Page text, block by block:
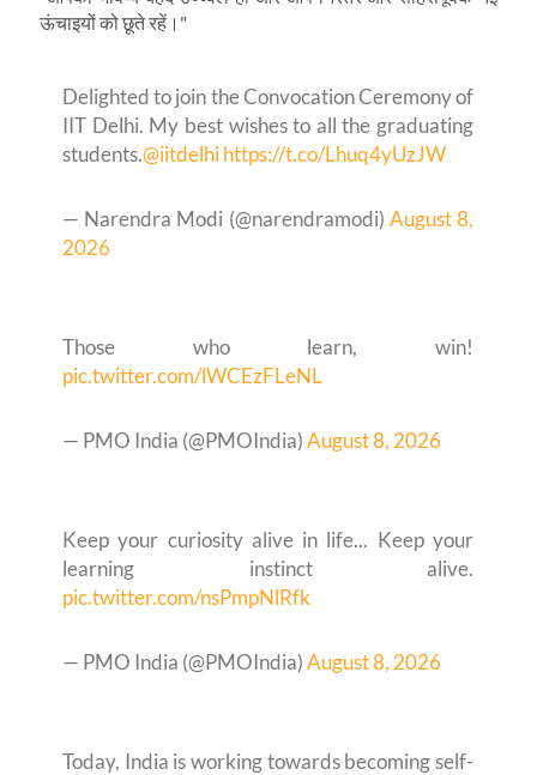
ऊंचाइयों को छूते रहें।"
Delighted to join the Convocation Ceremony of
IIT Delhi. My best wishes to all the graduating
students.@iitdelhihttps://t.co/Lhuq4yUzJW
— Narendra Modi (@narendramodi) August 8,
2026
Those who learn, win!
pic.twitter.com/lWCEzFLeNL
— PMO India (@PMOIndia)August 8, 2026
Keep your curiosity alive in life... Keep your
learning instinct alive.
pic.twitter.com/nsPmpNlRfk
— PMO India (@PMOIndia)August 8, 2026
Today, India is working towards becoming self-